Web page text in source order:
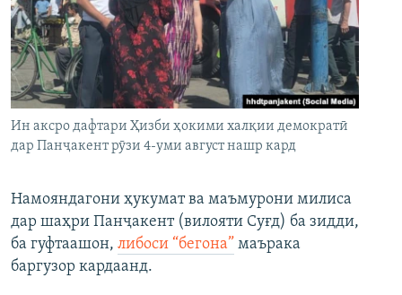
Ин аксро дафтари Ҳизби ҳокими халқии демократӣ
дар Панҷакент рӯзи 4-уми август нашр кард
Намояндагони ҳукумат ва маъмурони милиса
дар шаҳри Панҷакент (вилояти Суғд) ба зидди,
ба гуфтаашон, либоси “бегона” маърака
баргузор кардаанд.